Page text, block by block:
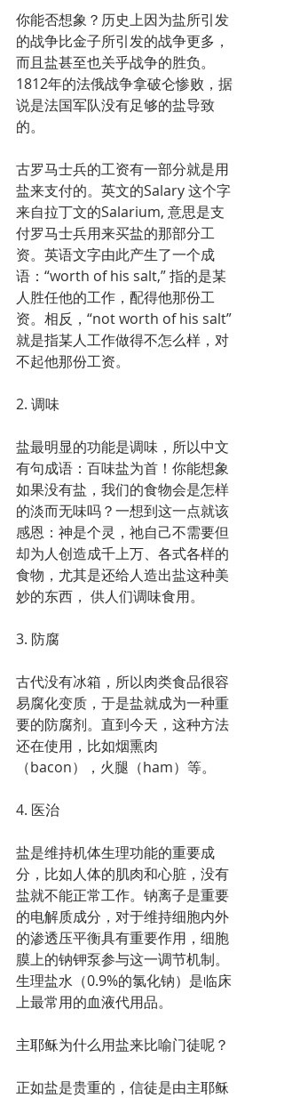
你能否想象？历史上因为盐所引发
的战争比金子所引发的战争更多，
而且盐甚至也关乎战争的胜负。
1812年的法俄战争拿破仑惨败，据
说是法国军队没有足够的盐导致
的。
古罗马士兵的工资有一部分就是用
盐来支付的。英文的Salary 这个字
来自拉丁文的Salarium, 意思是支
付罗马士兵用来买盐的那部分工
资。英语文字由此产生了一个成
语：“worth of his salt,” 指的是某
人胜任他的工作，配得他那份工
资。相反，“not worth of his salt”
就是指某人工作做得不怎么样，对
不起他那份工资。
2. 调味
盐最明显的功能是调味，所以中文
有句成语：百味盐为首！你能想象
如果没有盐，我们的食物会是怎样
的淡而无味吗？一想到这一点就该
感恩：神是个灵，祂自己不需要但
却为人创造成千上万、各式各样的
食物，尤其是还给人造出盐这种美
妙的东西， 供人们调味食用。
3. 防腐
古代没有冰箱，所以肉类食品很容
易腐化变质，于是盐就成为一种重
要的防腐剂。直到今天，这种方法
还在使用，比如烟熏肉
（bacon），火腿（ham）等。
4. 医治
盐是维持机体生理功能的重要成
分，比如人体的肌肉和心脏，没有
盐就不能正常工作。钠离子是重要
的电解质成分，对于维持细胞内外
的渗透压平衡具有重要作用，细胞
膜上的钠钾泵参与这一调节机制。
生理盐水（0.9%的氯化钠）是临床
上最常用的血液代用品。
主耶稣为什么用盐来比喻门徒呢？
正如盐是贵重的，信徒是由主耶稣